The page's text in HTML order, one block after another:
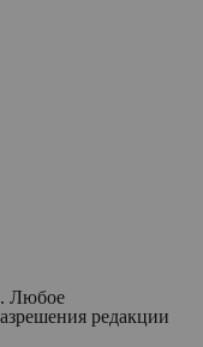
Любое
редакции